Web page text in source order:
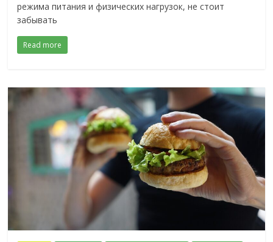
режима питания и физических нагрузок, не стоит
забывать
Read more